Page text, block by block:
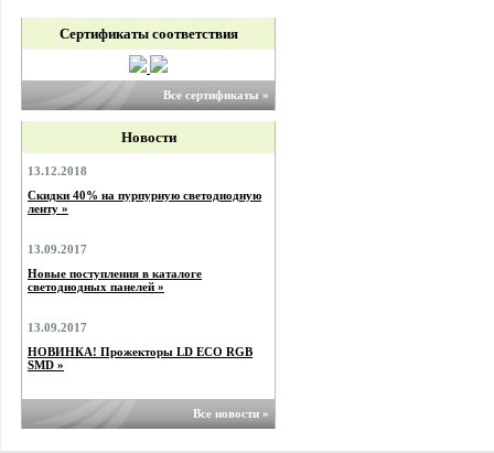
Сертификаты соответствия
Все сертификаты »
Новости
13.12.2018
Скидки 40% на пурпурную светодиодную
ленту »
13.09.2017
Новые поступления в каталоге
светодиодных панелей »
13.09.2017
НОВИНКА! Прожекторы LD ECO RGB
SMD »
Все новости »